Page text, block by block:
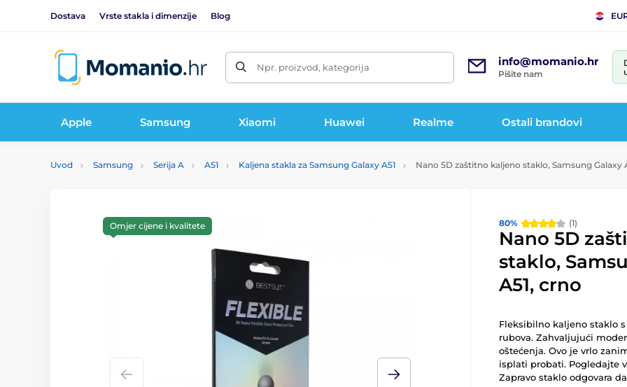
Dostava Vrste stakla i dimenzije Blog
Npr. proizvod, kategorija info@momanio.hr
Pišite nam
Apple Samsung Xiaomi Huawei Realme Ostali brandovi
Uvod Samsung Serija A A51 Kaljena stakla za Samsung Galaxy A51 Nano 5D zaštitno kaljeno staklo, Samsung Galaxy
80% (1)
Omjer cijene i kvalitete
Nano 5D
staklo,
A51, crno
Fleksibilno kaljeno staklo
rubova. Zahvaljujući
oštećenja. Ovo je vrlo
isplati probati. Pogledajte
Zapravo staklo odgovara